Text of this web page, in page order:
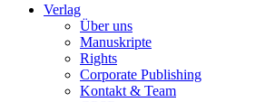
Verlag
Über uns
Manuskripte
Rights
Corporate Publishing
Kontakt & Team